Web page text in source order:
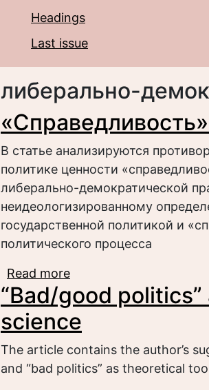
Headings
Last issue
либерально-
В статье анализируются
политике ценности
либерально-демократической
неидеологизированному
государственной политикой и
политического процесса
Read more
“Bad/good
science
The article contains the author’s
and “bad politics” as theoretical